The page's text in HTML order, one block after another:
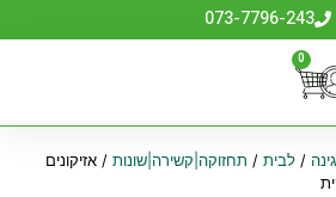
073-7796-243
0
/ לבית/ תחזוקה|קשירה|שונות/ אזיקונים